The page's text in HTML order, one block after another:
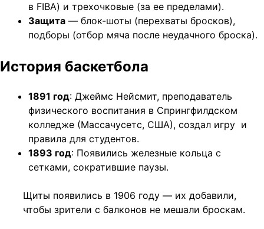
в FIBA) и трехочковые (за ее пределами).
Защита — блок-шоты (перехваты бросков),
подборы (отбор мяча после неудачного броска).
История баскетбола
1891 год: Джеймс Нейсмит, преподаватель
физического воспитания в Спрингфилдском
колледже (Массачусетс, США), создал игру и
правила для студентов.
1893 год: Появились железные кольца с
сетками, сократившие паузы.
Щиты появились в 1906 году — их добавили,
чтобы зрители с балконов не мешали броскам.